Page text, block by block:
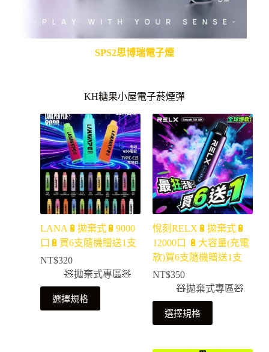
SPS2思博瑞電子煙
KH糖果小屋電子菸煙彈
LANA🔋拋棄式🔋9000
口🔋買6支隨機贈送1支
NT$320
🧸拋棄式專區🧸
選擇規格
悅刻RELX🔋拋棄式🔋
12000口 🔋大容量(充電
款)買6支隨機贈送1支
NT$350
🧸拋棄式專區🧸
選擇規格